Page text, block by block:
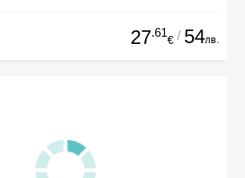
27.61
€ / 54лв.